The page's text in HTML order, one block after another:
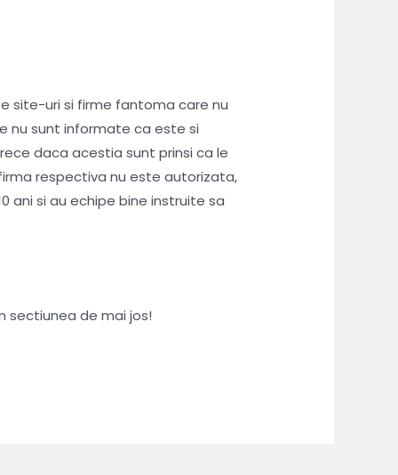
site-uri si firme fantoma care nu
nu sunt informate ca este si
daca acestia sunt prinsi ca le
respectiva nu este autorizata,
ani si au echipe bine instruite sa
sectiunea de mai jos!